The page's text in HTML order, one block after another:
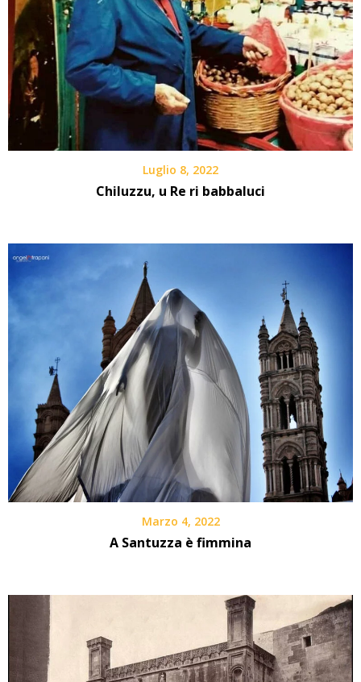
Luglio 8, 2022
Chiluzzu, u Re ri babbaluci
Marzo 4, 2022
A Santuzza è fimmina